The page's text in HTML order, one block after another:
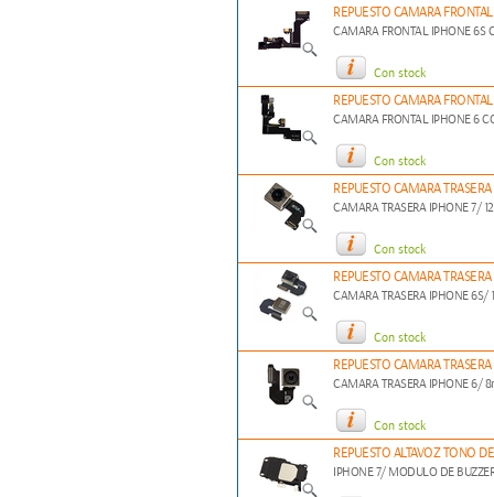
REPUESTO CAMARA
CAMARA FRONTAL IPHONE 6S
Con stock
REPUESTO CAMARA
CAMARA FRONTAL IPHONE 6
Con stock
REPUESTO CAMARA
CAMARA TRASERA IPHONE 7/
Con stock
REPUESTO CAMARA
CAMARA TRASERA IPHONE 6S/
Con stock
REPUESTO CAMARA
CAMARA TRASERA IPHONE 6/
Con stock
REPUESTO ALTAVOZ TONO
IPHONE 7/ MODULO DE